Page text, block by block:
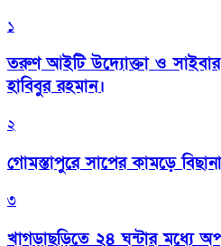
১
তরুণ আইটি উদ্যোক্তা ও সাইবার
হাবিবুর রহমান।
২
গোমস্তাপুরে সাপের কামড়ে
৩
খাগড়াছড়িতে ২৪ ঘন্টার মধ্যে